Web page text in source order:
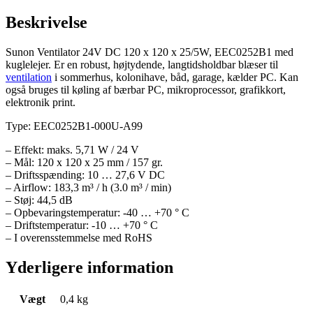
Beskrivelse
Sunon Ventilator 24V DC 120 x 120 x 25/5W, EEC0252B1 med
kuglelejer. Er en robust, højtydende, langtidsholdbar blæser til
ventilation i sommerhus, kolonihave, båd, garage, kælder PC. Kan
også bruges til køling af bærbar PC, mikroprocessor, grafikkort,
elektronik print.
Type: EEC0252B1-000U-A99
– Effekt: maks. 5,71 W / 24 V
– Mål: 120 x 120 x 25 mm / 157 gr.
– Driftsspænding: 10 … 27,6 V DC
– Airflow: 183,3 m³ / h (3.0 m³ / min)
– Støj: 44,5 dB
– Opbevaringstemperatur: -40 … +70 ° C
– Driftstemperatur: -10 … +70 ° C
– I overensstemmelse med RoHS
Yderligere information
Vægt 0,4 kg